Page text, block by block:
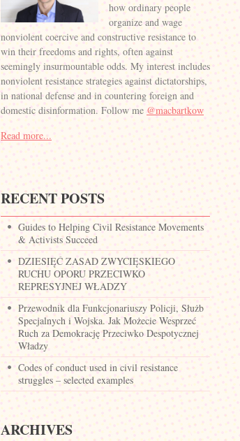
how ordinary people
organize and wage
nonviolent coercive and constructive resistance to
win their freedoms and rights, often against
seemingly insurmountable odds. My interest includes
nonviolent resistance strategies against dictatorships,
in national defense and in countering foreign and
domestic disinformation. Follow me @macbartkow
Read more...
RECENT POSTS
Guides to Helping Civil Resistance Movements
& Activists Succeed
DZIESIĘĆ ZASAD ZWYCIĘSKIEGO
RUCHU OPORU PRZECIWKO
REPRESYJNEJ WŁADZY
Przewodnik dla Funkcjonariuszy Policji, Służb
Specjalnych i Wojska. Jak Możecie Wesprzeć
Ruch za Demokrację Przeciwko Despotycznej
Władzy
Codes of conduct used in civil resistance
struggles – selected examples
ARCHIVES